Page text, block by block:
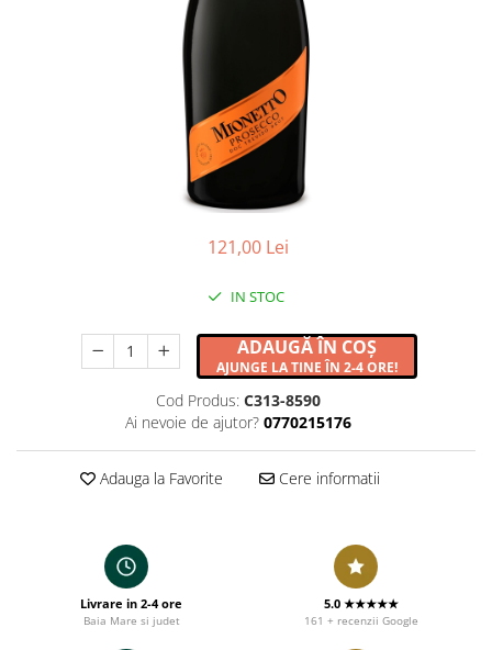
121,00 Lei
IN STOC
ADAUGĂ ÎN COȘ
AJUNGE LA TINE ÎN 2-4 ORE!
Cod Produs: C313-8590
Ai nevoie de ajutor? 0770215176
Adauga la Favorite Cere informatii
Livrare in 2-4 ore
Baia Mare si judet
5.0 ★★★★★
161 + recenzii Google